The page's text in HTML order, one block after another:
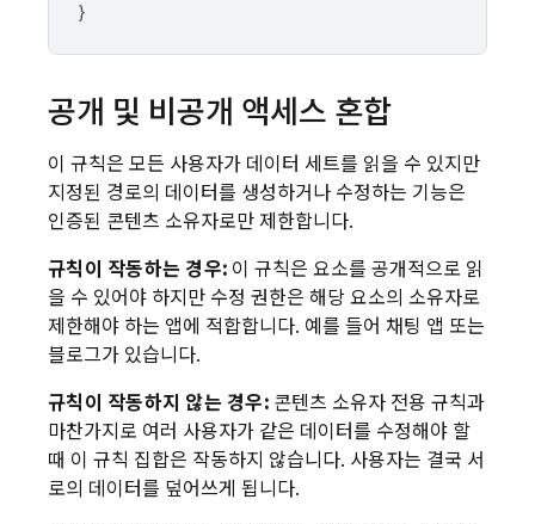
공개 및 비공개 액세스 혼합
이 규칙은 모든 사용자가 데이터 세트를 읽을 수 있지만
지정된 경로의 데이터를 생성하거나 수정하는 기능은
인증된 콘텐츠 소유자로만 제한합니다.
규칙이 작동하는 경우: 이 규칙은 요소를 공개적으로 읽
을 수 있어야 하지만 수정 권한은 해당 요소의 소유자로
제한해야 하는 앱에 적합합니다. 예를 들어 채팅 앱 또는
블로그가 있습니다.
규칙이 작동하지 않는 경우:콘텐츠 소유자 전용 규칙과
마찬가지로 여러 사용자가 같은 데이터를 수정해야 할
때 이 규칙 집합은 작동하지 않습니다. 사용자는 결국 서
로의 데이터를 덮어쓰게 됩니다.